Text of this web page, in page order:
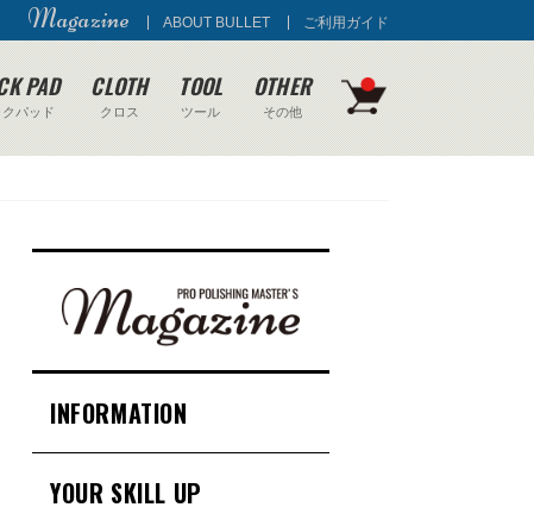
Magazine ABOUT BULLET ご利用ガイド
PAD
パッド
CLOTH
クロス
TOOL
ツール
OTHER
その他
INFORMATION
YOUR SKILL UP